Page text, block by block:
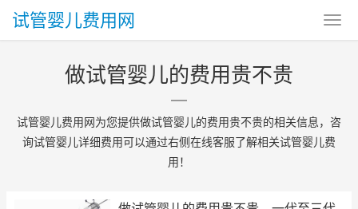
试管婴儿费用网
做试管婴儿的费用贵不贵
试管婴儿费用网为您提供做试管婴儿的费用贵不贵的相关信息，咨
询试管婴儿详细费用可以通过右侧在线客服了解相关试管婴儿费
用！